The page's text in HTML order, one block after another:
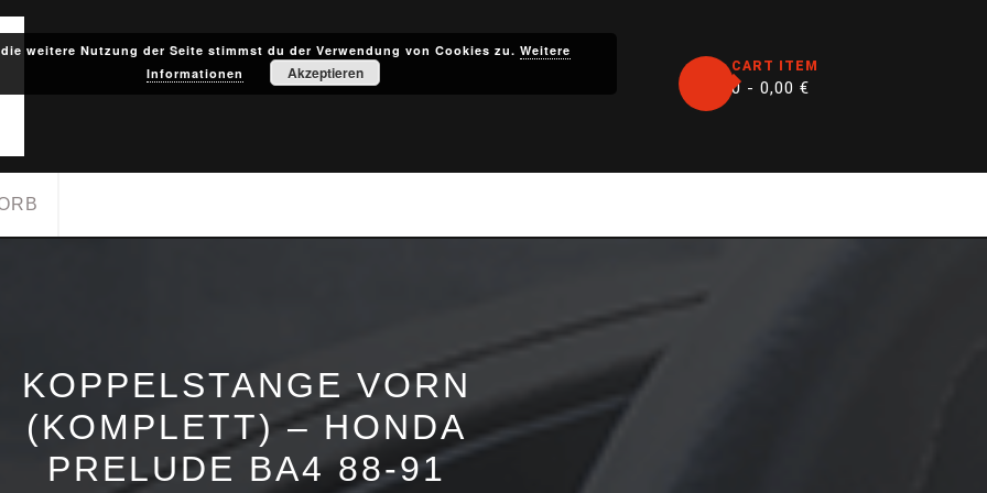
CART ITEM
0 - 0,00 €
KOPPELSTANGE VORN
(KOMPLETT) – HONDA
PRELUDE BA4 88-91
weitere Nutzung der Seite stimmst du der Verwendung von Cookies zu. Weitere
Informationen
Akzeptieren